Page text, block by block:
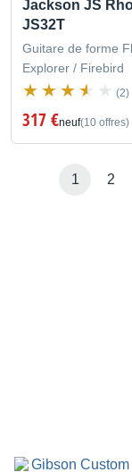
Jackson JS
JS32T
Guitare de forme
Explorer / Firebird
(2)
317 €neuf(10 offres)
1 2